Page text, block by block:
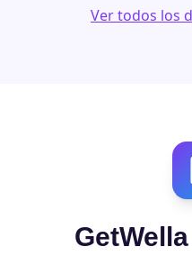
Ver todos los